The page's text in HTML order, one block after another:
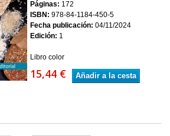
Páginas: 172
ISBN: 978-84-1184-450-5
Fecha publicación: 04/11/2024
Edición: 1
Libro color
15,44 € Añadir a la cesta